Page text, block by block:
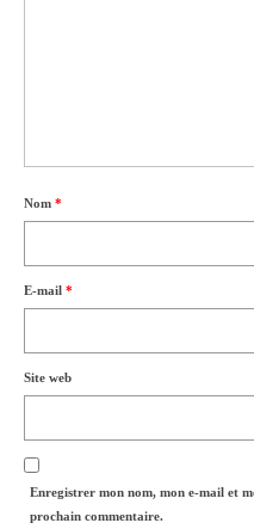
Nom *
E-mail *
Site web
Enregistrer mon nom, mon e-mail et
prochain commentaire.